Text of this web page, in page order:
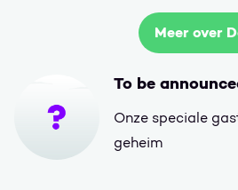
Meer over
To be
Onze speciale
geheim